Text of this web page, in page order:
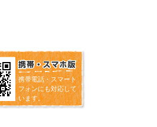
携帯電話・スマート
フォンにも対応して
います。